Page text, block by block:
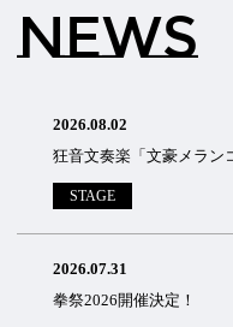
NEWS
2026.08.02
STAGE
2026.07.31
拳祭2026開催決定！